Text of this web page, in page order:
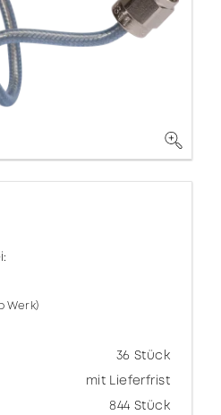
Werk)
36 Stück
mit Lieferfrist
844 Stück